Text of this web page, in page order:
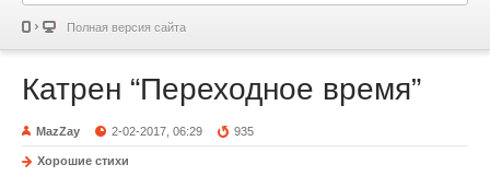
Полная версия сайта
Катрен “Переходное время”
MazZay 2-02-2017, 06:29 935
Хорошие стихи